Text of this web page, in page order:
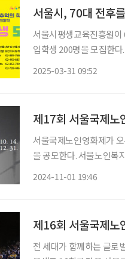
서울시, 70대 전후
서울시평생교육진흥원이
입학생 200명을 모집한다.
2025-03-31 09:52
제17회 서울국제노
서울국제노인영화제가
을 공모한다. 서울노인복지센터가 주최하고 서울노인영화제 사무국이 주관하는 서울국제노
2024-11-01 19:46
제16회 서울국제
전 세대가 함께하는 글로